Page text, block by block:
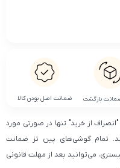
ضمانت اصل بودن کالا
از خرید" تنها در صورتی مورد
تمام گوشی‌های پین تز ضمانت
می‌توانید بعد از مهلت قانونی